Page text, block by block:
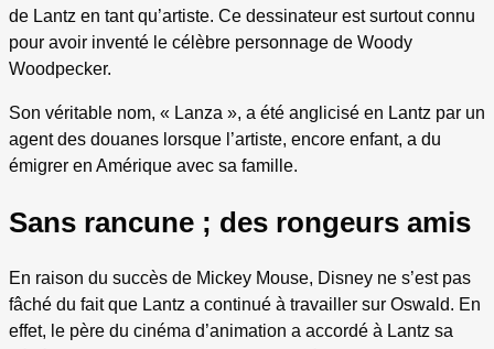
de Lantz en tant qu’artiste. Ce dessinateur est surtout connu
pour avoir inventé le célèbre personnage de Woody
Woodpecker.
Son véritable nom, « Lanza », a été anglicisé en Lantz par un
agent des douanes lorsque l’artiste, encore enfant, a du
émigrer en Amérique avec sa famille.
Sans rancune ; des rongeurs amis
En raison du succès de Mickey Mouse, Disney ne s’est pas
fâché du fait que Lantz a continué à travailler sur Oswald. En
effet, le père du cinéma d’animation a accordé à Lantz sa